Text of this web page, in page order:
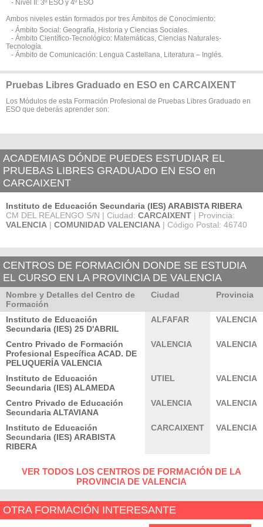
- Nivel II: 3º ESO y 4º ESO
Ambos niveles están formados por tres Ámbitos de Conocimiento:
- Ámbito Social: Geografía, Historia y Ciencias Sociales.
- Ámbito Científico-Tecnológico: Matemáticas, Ciencias Naturales-
Tecnología.
- Ámbito de Comunicación: Lengua Castellana, Literatura – Inglés.
Pruebas Libres Graduado en ESO en CARCAIXENT
Los Módulos de esta Formación Profesional de Pruebas Libres Graduado en
ESO que deberás aprender son:
ACADEMIAS DÓNDE PUEDES ESTUDIAR EL
PRUEBAS LIBRES GRADUADO EN ESO en
CARCAIXENT
Instituto de Educación Secundaria (IES) ARABISTA RIBERA
CM DEL REALENGO S/N | Ciudad: CARCAIXENT | Provincia:
VALENCIA | COMUNIDAD VALENCIANA | Código Postal: 46740
CENTROS DE FORMACIÓN DONDE SE ESTUDIA
EL CURSO EN LA PROVINCIA DE VALENCIA
Nombre y Detalles del Centro de
Formación
Ciudad Provincia
Instituto de Educación
Secundaria (IES) 25 D'ABRIL
ALFAFAR VALENCIA
Centro Privado de Formación
Profesional Específica ACAD. DE
PELUQUERÍA VALENCIA
VALENCIA VALENCIA
Instituto de Educación
Secundaria (IES) ALAMEDA
UTIEL VALENCIA
Centro Privado de Educación
Secundaria ALTAVIANA
VALENCIA VALENCIA
Instituto de Educación
Secundaria (IES) ARABISTA
RIBERA
CARCAIXENT VALENCIA
VER TODOS LOS CENTROS DE FORMACIÓN DE LA
PROVINCIA DE VALENCIA
OTRA FORMACIÓN INTERESANTE